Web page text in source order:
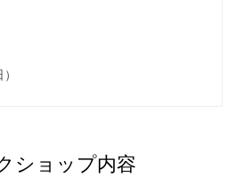
ショップ内容